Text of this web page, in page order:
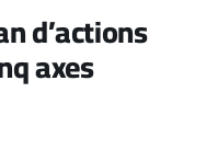
d’actions
axes